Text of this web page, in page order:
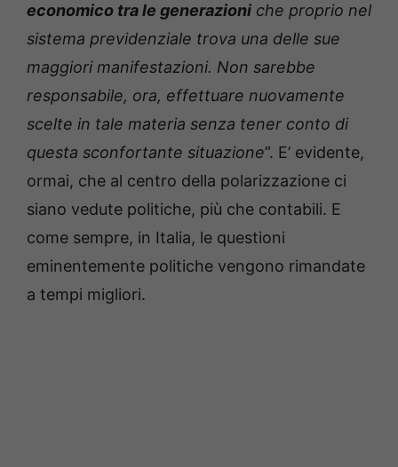
economico tra le generazioni che proprio nel
sistema previdenziale trova una delle sue
maggiori manifestazioni. Non sarebbe
responsabile, ora, effettuare nuovamente
scelte in tale materia senza tener conto di
questa sconfortante situazione”. E’ evidente,
ormai, che al centro della polarizzazione ci
siano vedute politiche, più che contabili. E
come sempre, in Italia, le questioni
eminentemente politiche vengono rimandate
a tempi migliori.